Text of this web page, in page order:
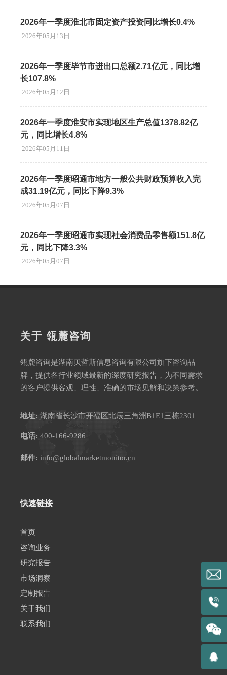
2026年一季度淮北市固定资产投资同比增长0.4%
2026年05月13日
2026年一季度毕节市进出口总额2.71亿元，同比增
长107.8%
2026年05月12日
2026年一季度淮安市实现地区生产总值1378.82亿
元，同比增长4.8%
2026年05月11日
2026年一季度昭通市地方一般公共财政预算收入完
成31.19亿元，同比下降9.3%
2026年05月07日
2026年一季度昭通市实现社会消费品零售额151.8亿
元，同比下降3.3%
2026年05月07日
关于 瓴麓咨询
瓴麓咨询是湖南贝哲斯信息咨询有限公司旗下咨询品
牌，提供各行业领域最新的深度研究报告，为不同需求
的客户提供客观、理性、准确的市场见解和决策参考。
地址: 湖南省长沙市开福区北辰三角洲B1E1三栋2301
电话: 400-166-9286
邮件: info@globalmarketmonitor.cn
快速链接
首页
咨询业务
研究报告
市场洞察
定制报告
关于我们
联系我们